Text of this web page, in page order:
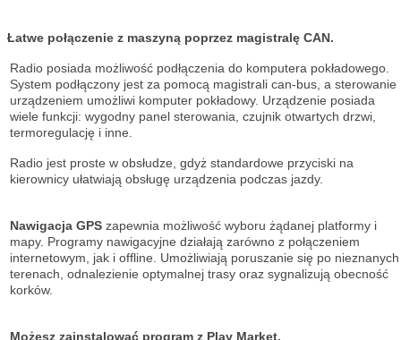
Łatwe połączenie z maszyną poprzez magistralę CAN.
Radio posiada możliwość podłączenia do komputera pokładowego.
System podłączony jest za pomocą magistrali can-bus, a sterowanie
urządzeniem umożliwi komputer pokładowy. Urządzenie posiada
wiele funkcji: wygodny panel sterowania, czujnik otwartych drzwi,
termoregulację i inne.
Radio jest proste w obsłudze, gdyż standardowe przyciski na
kierownicy ułatwiają obsługę urządzenia podczas jazdy.
Nawigacja GPS zapewnia możliwość wyboru żądanej platformy i
mapy. Programy nawigacyjne działają zarówno z połączeniem
internetowym, jak i offline. Umożliwiają poruszanie się po nieznanych
terenach, odnalezienie optymalnej trasy oraz sygnalizują obecność
korków.
Możesz zainstalować program z Play Market.